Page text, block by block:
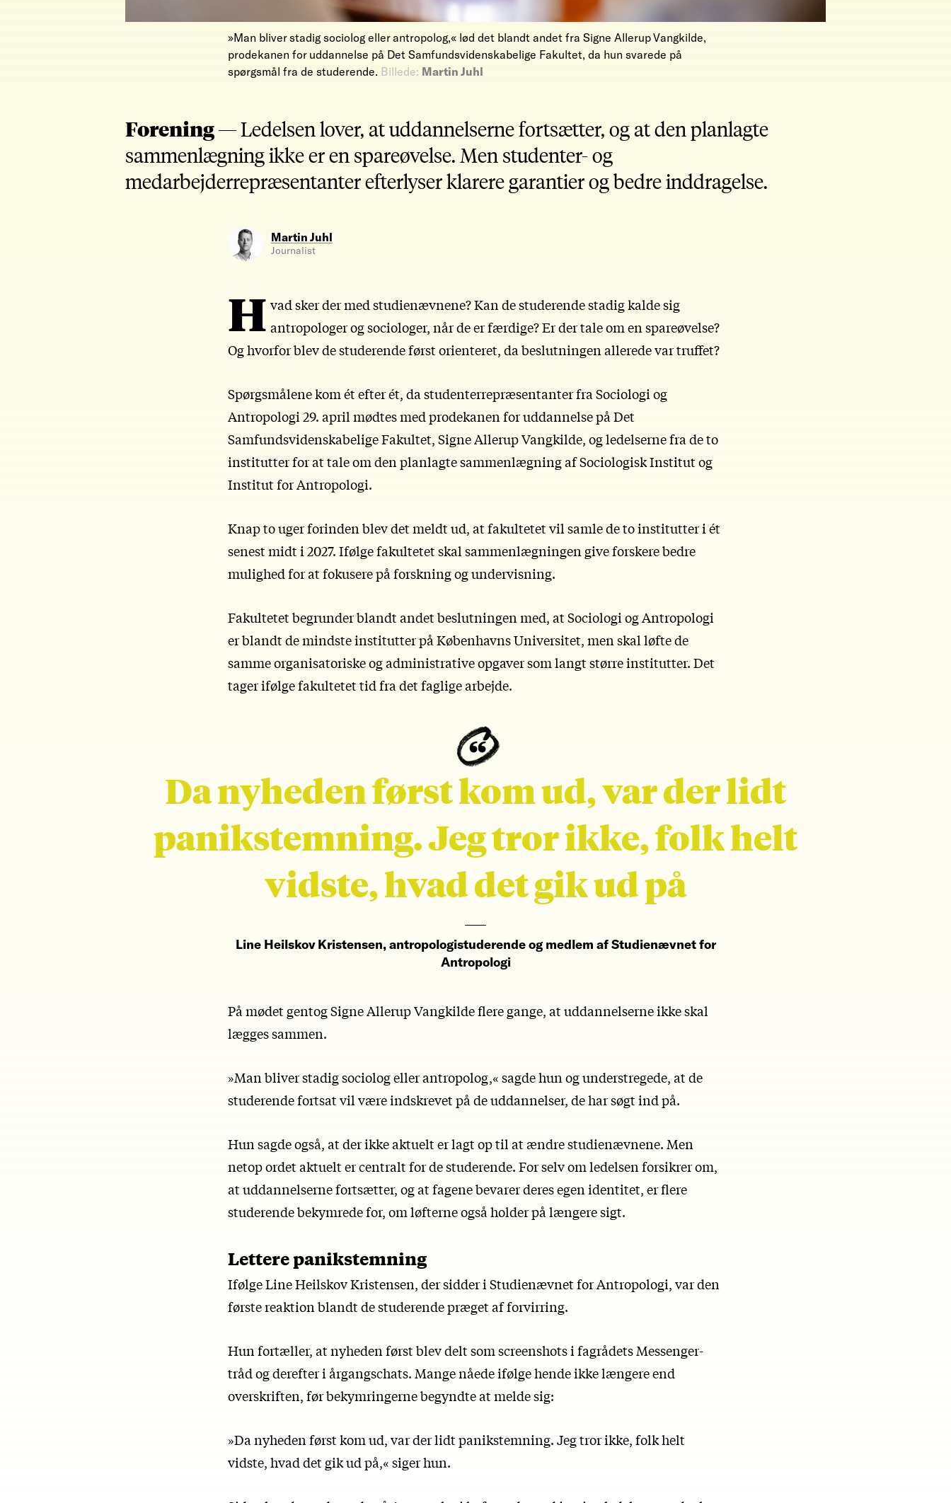
»Man bliver stadig sociolog eller antropolog,« lød det blandt andet fra Signe Allerup Vangkilde,
prodekanen for uddannelse på Det Samfundsvidenskabelige Fakultet, da hun svarede på
spørgsmål fra de studerende. Billede: Martin Juhl
Forening —Ledelsen lover, at uddannelserne fortsætter, og at den planlagte
sammenlægning ikke er en spareøvelse. Men studenter- og
medarbejderrepræsentanter efterlyser klarere garantier og bedre inddragelse.
Martin Juhl
Journalist
H vad sker der med studienævnene? Kan de studerende stadig kalde sig
antropologer og sociologer, når de er færdige? Er der tale om en spareøvelse?
Og hvorfor blev de studerende først orienteret, da beslutningen allerede var truffet?
Spørgsmålene kom ét efter ét, da studenterrepræsentanter fra Sociologi og
Antropologi 29. april mødtes med prodekanen for uddannelse på Det
Samfundsvidenskabelige Fakultet, Signe Allerup Vangkilde, og ledelserne fra de to
institutter for at tale om den planlagte sammenlægning af Sociologisk Institut og
Institut for Antropologi.
Knap to uger forinden blev det meldt ud, at fakultetet vil samle de to institutter i ét
senest midt i 2027. Ifølge fakultetet skal sammenlægningen give forskere bedre
mulighed for at fokusere på forskning og undervisning.
Fakultetet begrunder blandt andet beslutningen med, at Sociologi og Antropologi
er blandt de mindste institutter på Københavns Universitet, men skal løfte de
samme organisatoriske og administrative opgaver som langt større institutter. Det
tager ifølge fakultetet tid fra det faglige arbejde.
Da nyheden først kom ud, var der lidt
panikstemning. Jeg tror ikke, folk helt
vidste, hvad det gik ud på
Line Heilskov Kristensen, antropologistuderende og medlem af Studienævnet for
Antropologi
På mødet gentog Signe Allerup Vangkilde flere gange, at uddannelserne ikke skal
lægges sammen.
»Man bliver stadig sociolog eller antropolog,« sagde hun og understregede, at de
studerende fortsat vil være indskrevet på de uddannelser, de har søgt ind på.
Hun sagde også, at der ikke aktuelt er lagt op til at ændre studienævnene. Men
netop ordet aktuelt er centralt for de studerende. For selv om ledelsen forsikrer om,
at uddannelserne fortsætter, og at fagene bevarer deres egen identitet, er flere
studerende bekymrede for, om løfterne også holder på længere sigt.
Lettere panikstemning
Ifølge Line Heilskov Kristensen, der sidder i Studienævnet for Antropologi, var den
første reaktion blandt de studerende præget af forvirring.
Hun fortæller, at nyheden først blev delt som screenshots i fagrådets Messenger-
tråd og derefter i årgangschats. Mange nåede ifølge hende ikke længere end
overskriften, før bekymringerne begyndte at melde sig:
»Da nyheden først kom ud, var der lidt panikstemning. Jeg tror ikke, folk helt
vidste, hvad det gik ud på,« siger hun.